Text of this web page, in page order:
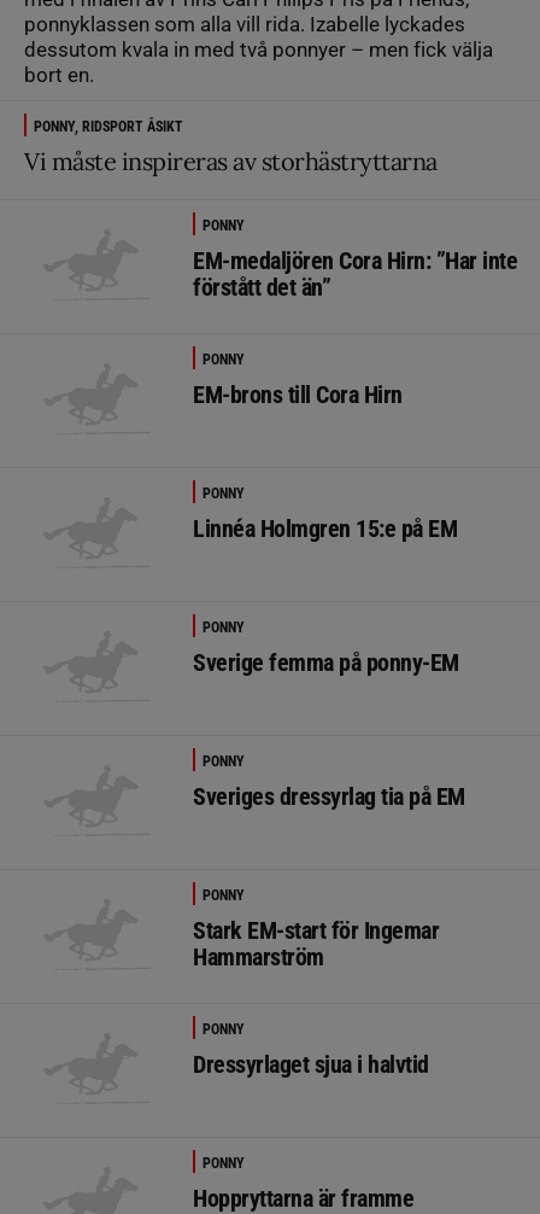
ponnyklassen som alla vill rida. Izabelle lyckades
dessutom kvala in med två ponnyer – men fick välja
bort en.
PONNY, RIDSPORT ÅSIKT
Vi måste inspireras av storhästryttarna
PONNY
EM-medaljören Cora Hirn: ”Har inte
förstått det än”
PONNY
EM-brons till Cora Hirn
PONNY
Linnéa Holmgren 15:e på EM
PONNY
Sverige femma på ponny-EM
PONNY
Sveriges dressyrlag tia på EM
PONNY
Stark EM-start för Ingemar
Hammarström
PONNY
Dressyrlaget sjua i halvtid
PONNY
Hoppryttarna är framme